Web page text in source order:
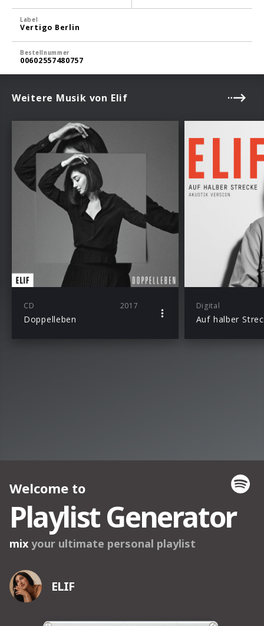
Label
Vertigo Berlin
Bestellnummer
00602557480757
Weitere Musik von Elif
CD 2017
Doppelleben
Digital
Auf halber